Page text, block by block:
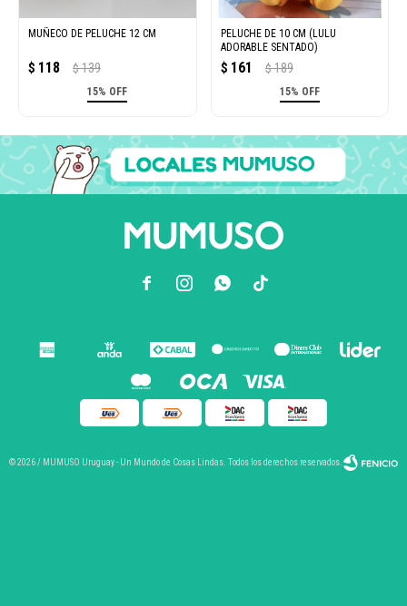
MUÑECO DE PELUCHE 12 CM
$ 118 $ 139
15% OFF
PELUCHE DE 10 CM (LULU
ADORABLE SENTADO)
$ 161 $ 189
15% OFF
  
© 2026 / MUMUSO Uruguay - Un Mundo de Cosas Lindas. Todos los derechos reservados.